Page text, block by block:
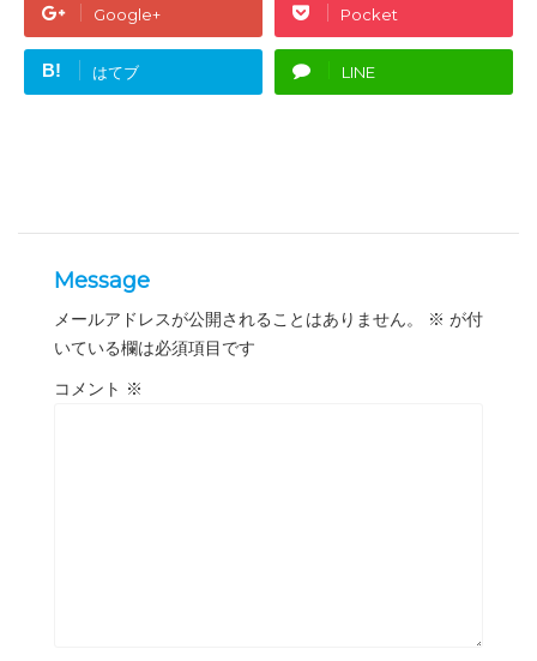
Google+ Pocket
B! はてブ LINE
Message
メールアドレスが公開されることはありません。 ※ が付
いている欄は必須項目です
コメント ※